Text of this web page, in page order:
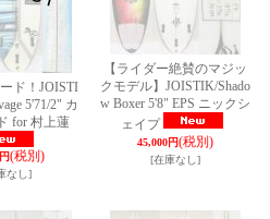
ド！JOISTI
5'71/2" カ
for 村上蓮
(税別)
なし]
【ライダー絶賛のマジッ
クモデル】JOISTIK/Shado
w Boxer 5'8" EPS ニックシ
ェイプ
45,000円(税別)
[在庫なし]